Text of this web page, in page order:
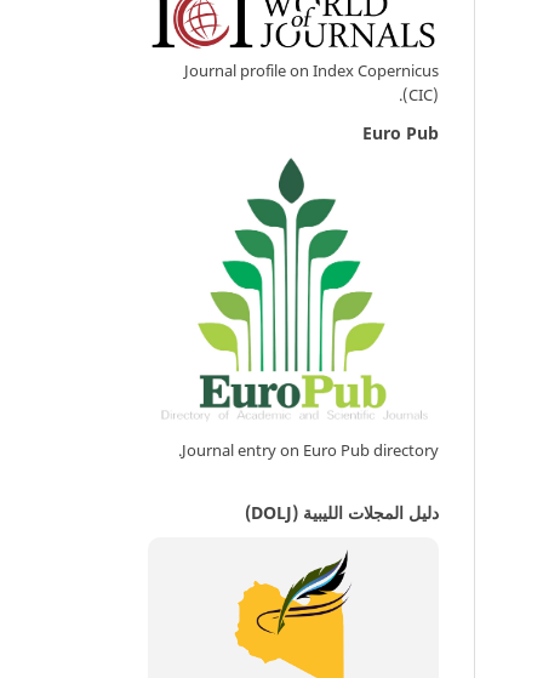
Journal profile on Index Copernicus
(CIC).
Euro Pub
Journal entry on Euro Pub directory.
دليل المجلات الليبية (DOLJ)